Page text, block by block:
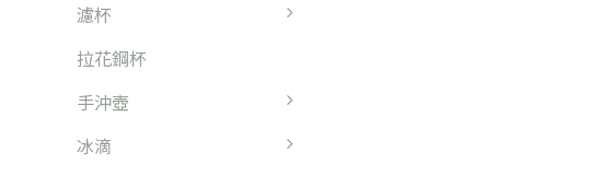
濾杯
拉花鋼杯
手沖壺
冰滴